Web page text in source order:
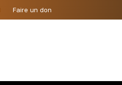
Faire un don